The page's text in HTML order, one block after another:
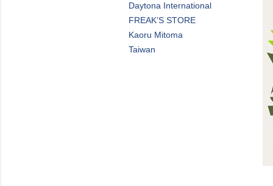
Daytona International
FREAK’S STORE
Kaoru Mitoma
Taiwan